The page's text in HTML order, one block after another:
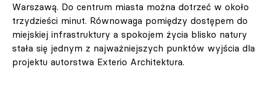
Warszawą. Do centrum miasta można dotrzeć w około
trzydzieści minut. Równowaga pomiędzy dostępem do
miejskiej infrastruktury a spokojem życia blisko natury
stała się jednym z najważniejszych punktów wyjścia dla
projektu autorstwa Exterio Architektura.